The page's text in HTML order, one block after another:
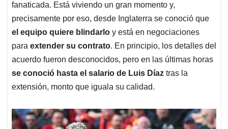
fanaticada. Está viviendo un gran momento y,
precisamente por eso, desde Inglaterra se conoció que
el equipo quiere blindarlo y está en negociaciones
para extender su contrato. En principio, los detalles del
acuerdo fueron desconocidos, pero en las últimas horas
se conoció hasta el salario de Luis Díaz tras la
extensión, monto que iguala su calidad.